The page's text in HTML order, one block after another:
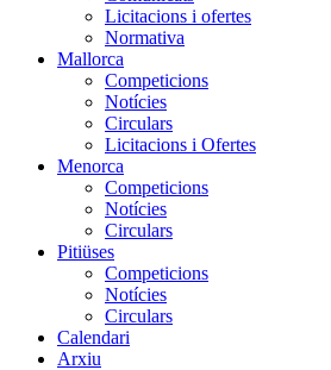
Licitacions i ofertes
Normativa
Mallorca
Competicions
Notícies
Circulars
Licitacions i Ofertes
Menorca
Competicions
Notícies
Circulars
Pitiüses
Competicions
Notícies
Circulars
Calendari
Arxiu